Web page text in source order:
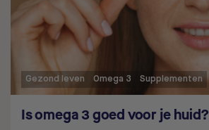
Gezond leven Omega 3 Supplementen
Is omega 3 goed voor je huid?